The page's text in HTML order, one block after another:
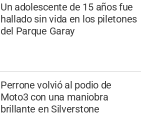
Un adolescente de 15 años fue
hallado sin vida en los piletones
del Parque Garay
Perrone volvió al podio de
Moto3 con una maniobra
brillante en Silverstone